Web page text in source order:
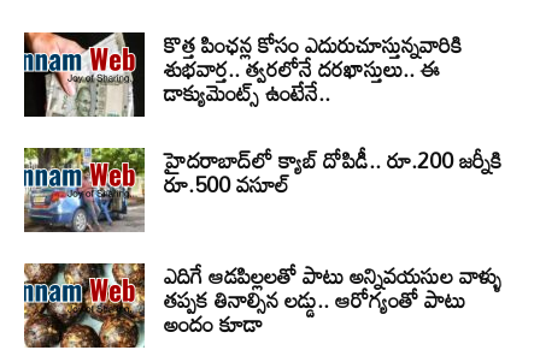
కొత్త పింఛన్ల కోసం ఎదురుచూస్తున్నవారికి
శుభవార్త.. త్వరలోనే దరఖాస్తులు.. ఈ
డాక్యుమెంట్స్ ఉంటేనే..
హైదరాబాద్‌లో క్యాబ్‌ దోపిడీ.. రూ.200 జర్నీకి
రూ.500 వసూల్
ఎదిగే ఆడపిల్లలతో పాటు అన్నివయసుల వాళ్ళు
తప్పక తినాల్సిన లడ్డు.. ఆరోగ్యంతో పాటు
అందం కూడా